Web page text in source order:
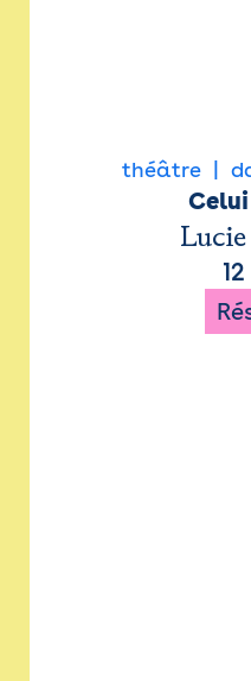
théâtre